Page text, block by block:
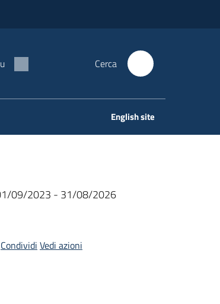
Cerca
English site
01/09/2023 - 31/08/2026
Condividi Vedi azioni